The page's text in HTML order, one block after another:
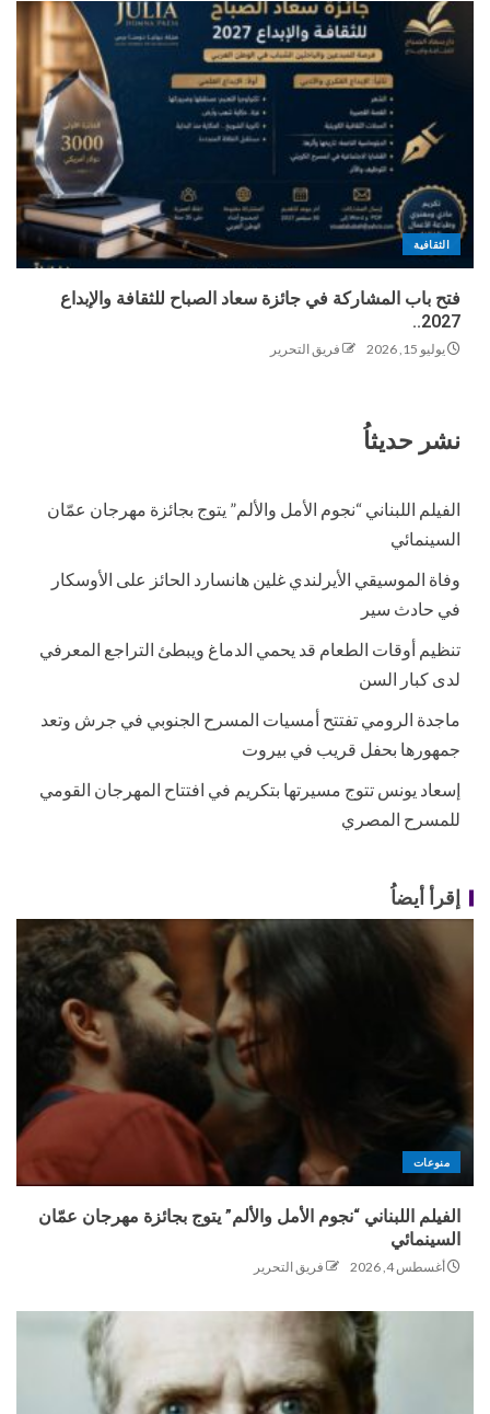
الثقافية
فتح باب المشاركة في جائزة سعاد الصباح للثقافة والإبداع
2027..
يوليو 15, 2026 فريق التحرير
نشر حديثاُ
الفيلم اللبناني “نجوم الأمل والألم” يتوج بجائزة مهرجان عمّان
السينمائي
وفاة الموسيقي الأيرلندي غلين هانسارد الحائز على الأوسكار
في حادث سير
تنظيم أوقات الطعام قد يحمي الدماغ ويبطئ التراجع المعرفي
لدى كبار السن
ماجدة الرومي تفتتح أمسيات المسرح الجنوبي في جرش وتعد
جمهورها بحفل قريب في بيروت
إسعاد يونس تتوج مسيرتها بتكريم في افتتاح المهرجان القومي
للمسرح المصري
إقرأ أيضاُ
منوعات
الفيلم اللبناني “نجوم الأمل والألم” يتوج بجائزة مهرجان عمّان
السينمائي
أغسطس 4, 2026 فريق التحرير